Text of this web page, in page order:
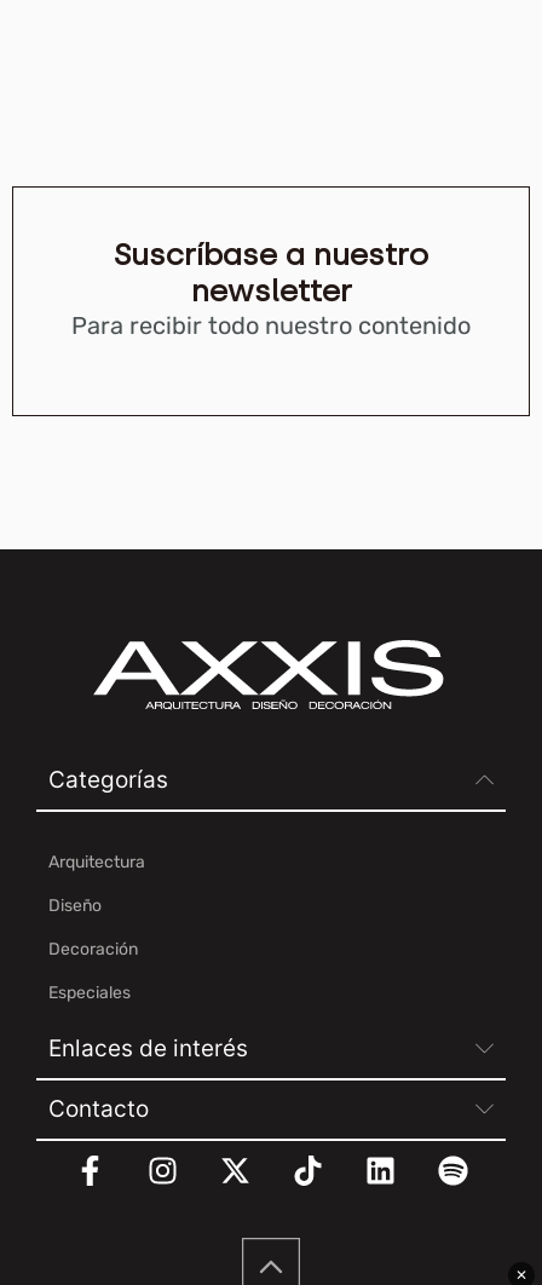
Suscríbase a nuestro
newsletter
Para recibir todo nuestro contenido
✕
Categorías
Arquitectura
Diseño
Decoración
Especiales
Enlaces de interés
Contacto